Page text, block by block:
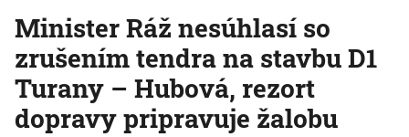
Minister Ráž nesúhlasí so
zrušením tendra na stavbu D1
Turany – Hubová, rezort
dopravy pripravuje žalobu